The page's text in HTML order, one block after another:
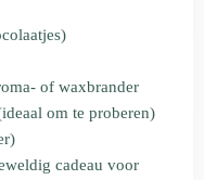
of waxbrander
om te proberen)
cadeau voor